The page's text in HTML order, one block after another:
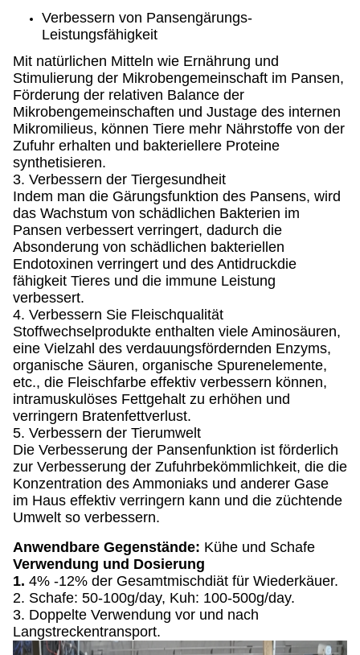
Verbessern von Pansengärungs-
Leistungsfähigkeit
Mit natürlichen Mitteln wie Ernährung und
Stimulierung der Mikrobengemeinschaft im Pansen,
Förderung der relativen Balance der
Mikrobengemeinschaften und Justage des internen
Mikromilieus, können Tiere mehr Nährstoffe von der
Zufuhr erhalten und bakteriellere Proteine
synthetisieren.
3. Verbessern der Tiergesundheit
Indem man die Gärungsfunktion des Pansens, wird
das Wachstum von schädlichen Bakterien im
Pansen verbessert verringert, dadurch die
Absonderung von schädlichen bakteriellen
Endotoxinen verringert und des Antidruckdie
fähigkeit Tieres und die immune Leistung
verbessert.
4. Verbessern Sie Fleischqualität
Stoffwechselprodukte enthalten viele Aminosäuren,
eine Vielzahl des verdauungsfördernden Enzyms,
organische Säuren, organische Spurenelemente,
etc., die Fleischfarbe effektiv verbessern können,
intramuskulöses Fettgehalt zu erhöhen und
verringern Bratenfettverlust.
5. Verbessern der Tierumwelt
Die Verbesserung der Pansenfunktion ist förderlich
zur Verbesserung der Zufuhrbekömmlichkeit, die die
Konzentration des Ammoniaks und anderer Gase
im Haus effektiv verringern kann und die züchtende
Umwelt so verbessern.
Anwendbare Gegenstände: Kühe und Schafe
Verwendung und Dosierung
1. 4% -12% der Gesamtmischdiät für Wiederkäuer.
2. Schafe: 50-100g/day, Kuh: 100-500g/day.
3. Doppelte Verwendung vor und nach
Langstreckentransport.